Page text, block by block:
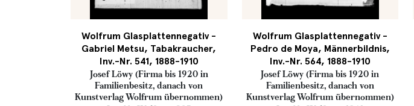
Wolfrum Glasplattennegativ -
Gabriel Metsu, Tabakraucher,
Inv.-Nr. 541, 1888-1910
Josef Löwy (Firma bis 1920 in
Familienbesitz, danach von
Kunstverlag Wolfrum übernommen)
Wolfrum Glasplattennegativ -
Pedro de Moya, Männerbildnis,
Inv.-Nr. 564, 1888-1910
Josef Löwy (Firma bis 1920 in
Familienbesitz, danach von
Kunstverlag Wolfrum übernommen)